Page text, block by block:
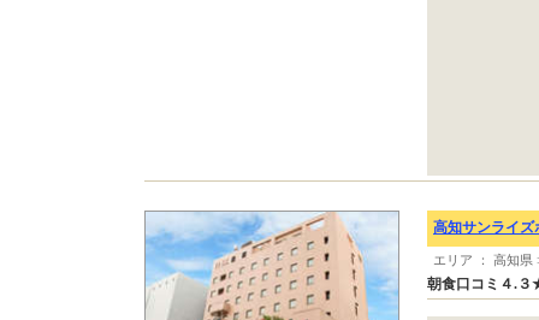
高知サンライズ
エリア ： 高知県
朝食口コミ４.３